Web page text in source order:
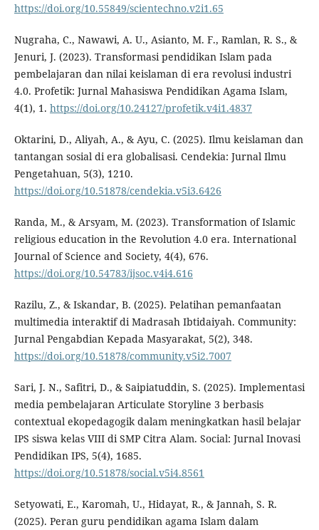
https://doi.org/10.55849/scientechno.v2i1.65
Nugraha, C., Nawawi, A. U., Asianto, M. F., Ramlan, R. S., &
Jenuri, J. (2023). Transformasi pendidikan Islam pada
pembelajaran dan nilai keislaman di era revolusi industri
4.0. Profetik: Jurnal Mahasiswa Pendidikan Agama Islam,
4(1), 1. https://doi.org/10.24127/profetik.v4i1.4837
Oktarini, D., Aliyah, A., & Ayu, C. (2025). Ilmu keislaman dan
tantangan sosial di era globalisasi. Cendekia: Jurnal Ilmu
Pengetahuan, 5(3), 1210.
https://doi.org/10.51878/cendekia.v5i3.6426
Randa, M., & Arsyam, M. (2023). Transformation of Islamic
religious education in the Revolution 4.0 era. International
Journal of Science and Society, 4(4), 676.
https://doi.org/10.54783/ijsoc.v4i4.616
Razilu, Z., & Iskandar, B. (2025). Pelatihan pemanfaatan
multimedia interaktif di Madrasah Ibtidaiyah. Community:
Jurnal Pengabdian Kepada Masyarakat, 5(2), 348.
https://doi.org/10.51878/community.v5i2.7007
Sari, J. N., Safitri, D., & Saipiatuddin, S. (2025). Implementasi
media pembelajaran Articulate Storyline 3 berbasis
contextual ekopedagogik dalam meningkatkan hasil belajar
IPS siswa kelas VIII di SMP Citra Alam. Social: Jurnal Inovasi
Pendidikan IPS, 5(4), 1685.
https://doi.org/10.51878/social.v5i4.8561
Setyowati, E., Karomah, U., Hidayat, R., & Jannah, S. R.
(2025). Peran guru pendidikan agama Islam dalam